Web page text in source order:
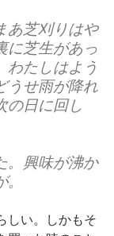
あ芝刈りはや
に芝生があっ
わたしはよう
うせ雨が降れ
の日に回し
。興味が沸か
しい。しかもそ